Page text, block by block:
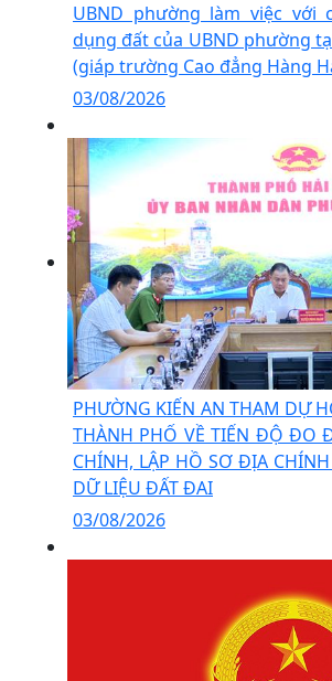
UBND phường làm việc với
dụng đất của UBND phường
(giáp trường Cao đẳng Hàng
03/08/2026
PHƯỜNG KIẾN AN THAM DỰ
THÀNH PHỐ VỀ TIẾN ĐỘ ĐO
CHÍNH, LẬP HỒ SƠ ĐỊA
DỮ LIỆU ĐẤT ĐAI
03/08/2026